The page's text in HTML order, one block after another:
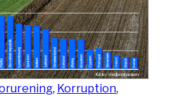
, Korruption,